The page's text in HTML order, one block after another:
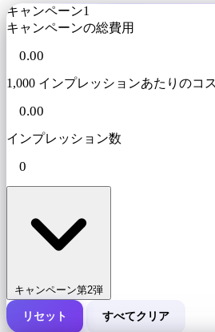
キャンペーン1
キャンペーンの総費用
1,000 インプレッションあたりのコ
インプレッション数
キャンペーン第2弾
キャンペーンの総費用
リセット すべてクリア